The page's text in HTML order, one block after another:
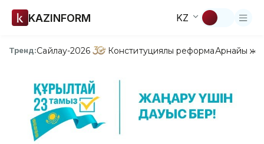
KAZINFORM KZ
Тренд:Сайлау-2026 Конституциялық реформаАрнайы